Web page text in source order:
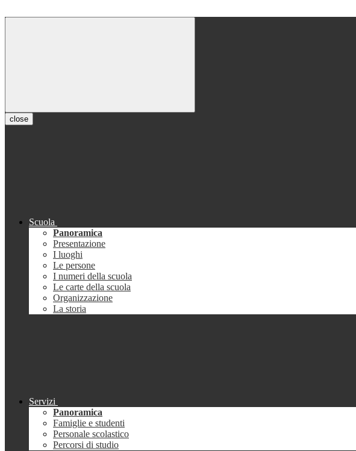
close
Scuola
Panoramica
Presentazione
I luoghi
Le persone
I numeri della scuola
Le carte della scuola
Organizzazione
La storia
Servizi
Panoramica
Famiglie e studenti
Personale scolastico
Percorsi di studio